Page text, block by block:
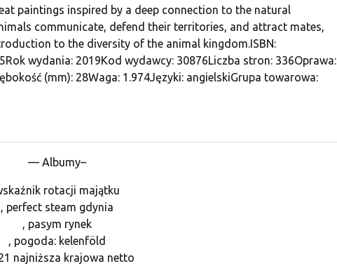
paintings inspired by a deep connection to the natural
communicate, defend their territories, and attract mates,
to the diversity of the animal kingdom.ISBN:
wydania: 2019Kod wydawcy: 30876Liczba stron: 336Oprawa:
(mm): 28Waga: 1.974Języki: angielskiGrupa towarowa:
— Albumy–
rotacji majątku
, perfect steam gdynia
, pasym rynek
, pogoda: kelenföld
najniższa krajowa netto